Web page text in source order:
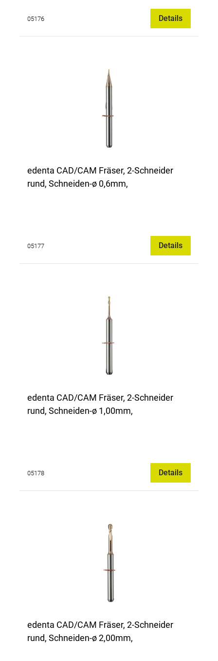
05176 Details
edenta CAD/CAM Fräser, 2-Schneider
rund, Schneiden-ø 0,6mm,
05177 Details
edenta CAD/CAM Fräser, 2-Schneider
rund, Schneiden-ø 1,00mm,
05178 Details
edenta CAD/CAM Fräser, 2-Schneider
rund, Schneiden-ø 2,00mm,